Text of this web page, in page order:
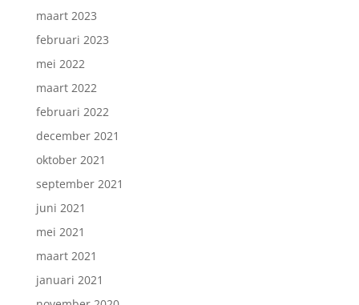
maart 2023
februari 2023
mei 2022
maart 2022
februari 2022
december 2021
oktober 2021
september 2021
juni 2021
mei 2021
maart 2021
januari 2021